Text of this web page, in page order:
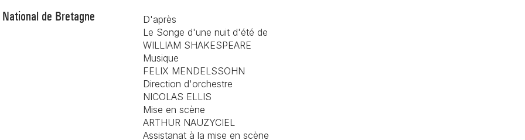
de Bretagne
D'après
Le Songe d'une nuit d'été de
WILLIAM SHAKESPEARE
Musique
FELIX MENDELSSOHN
Direction d'orchestre
NICOLAS ELLIS
Mise en scène
ARTHUR NAUZYCIEL
Assistanat à la mise en scène